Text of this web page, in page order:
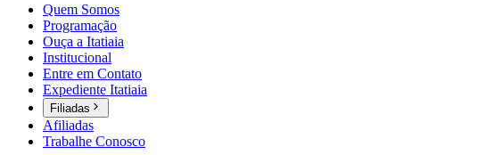
Quem Somos
Programação
Ouça a Itatiaia
Institucional
Entre em Contato
Expediente Itatiaia
Filiadas
Afiliadas
Trabalhe Conosco